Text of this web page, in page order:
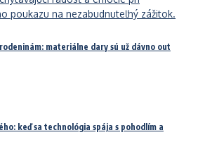
materiálne dary sú už dávno out
keď sa technológia spája s pohodlím a